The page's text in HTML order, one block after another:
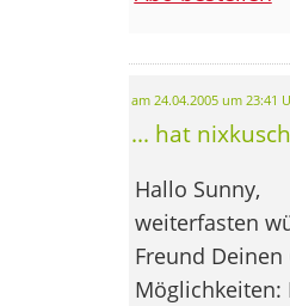
am 24.04.2005 um 23:41
... hat
Hallo Sunny,
weiterfasten
Freund
Möglichkeiten: